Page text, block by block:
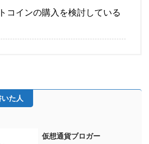
コインの購入を検討している
た人
仮想通貨ブロガー